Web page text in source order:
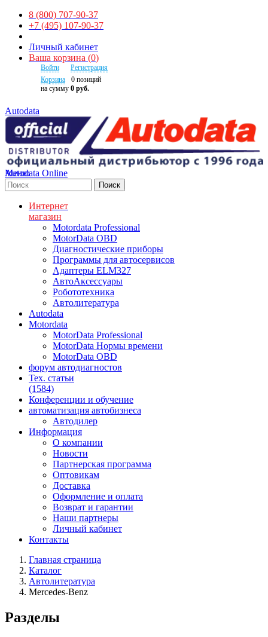
8 (800) 707-90-37
+7 (495) 107-90-37
Личный кабинет
Ваша корзина (0)
Войти
Регистрация
Корзина
0 позиций
на сумму 0 руб.
Autodata
Autodata Online
Меню
Поиск
Интернет
магазин
Motordata Professional
MotorData OBD
Диагностические приборы
Программы для автосервисов
Адаптеры ELM327
АвтоАксессуары
Робототехника
Автолитература
Autodata
Motordata
MotorData Professional
MotorData Нормы времени
MotorData OBD
форум автодиагностов
Тех. статьи
(1584)
Конференции и обучение
автоматизация автобизнеса
Автодилер
Информация
О компании
Новости
Партнерская программа
Оптовикам
Доставка
Оформление и оплата
Возврат и гарантии
Наши партнеры
Личный кабинет
Контакты
Главная страница
Каталог
Автолитература
Mercedes-Benz
Разделы